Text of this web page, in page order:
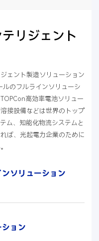
リジェント
ェント製造ソリューション
のフルラインソリューシ
高効率電池ソリュー
接設備などは世界のトップ
ム、知能化物流システムと
ば、光起電力企業のために
ソリューション
ョン